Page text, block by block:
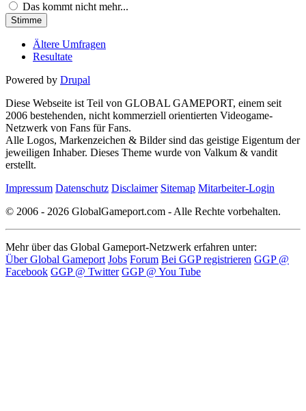
Das kommt nicht mehr...
Ältere Umfragen
Resultate
Powered by Drupal
Diese Webseite ist Teil von GLOBAL GAMEPORT, einem seit
2006 bestehenden, nicht kommerziell orientierten Videogame-
Netzwerk von Fans für Fans.
Alle Logos, Markenzeichen & Bilder sind das geistige Eigentum der
jeweiligen Inhaber. Dieses Theme wurde von Valkum & vandit
erstellt.
Impressum Datenschutz Disclaimer Sitemap Mitarbeiter-Login
© 2006 - 2026 GlobalGameport.com - Alle Rechte vorbehalten.
Mehr über das Global Gameport-Netzwerk erfahren unter:
Über Global Gameport Jobs Forum Bei GGP registrieren GGP @
Facebook GGP @ Twitter GGP @ You Tube